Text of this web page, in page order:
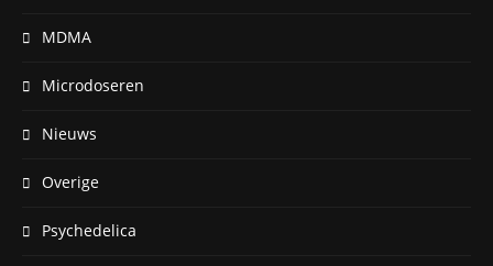
MDMA
Microdoseren
Nieuws
Overige
Psychedelica